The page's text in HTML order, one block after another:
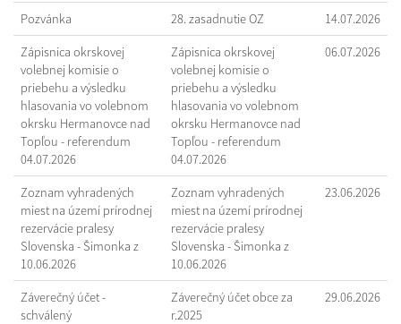
Pozvánka 28. zasadnutie OZ 14.07.2026
Zápisnica okrskovej
volebnej komisie o
priebehu a výsledku
hlasovania vo volebnom
okrsku Hermanovce nad
Topľou - referendum
04.07.2026
Zápisnica okrskovej
volebnej komisie o
priebehu a výsledku
hlasovania vo volebnom
okrsku Hermanovce nad
Topľou - referendum
04.07.2026
06.07.2026
Zoznam vyhradených
miest na území prírodnej
rezervácie pralesy
Slovenska - Šimonka z
10.06.2026
Zoznam vyhradených
miest na území prírodnej
rezervácie pralesy
Slovenska - Šimonka z
10.06.2026
23.06.2026
Záverečný účet -
schválený
Záverečný účet obce za
r.2025
29.06.2026